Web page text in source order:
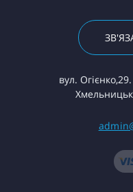
вул.